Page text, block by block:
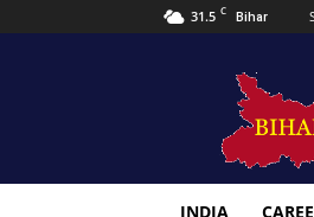
31.5 C Bihar
INDIA